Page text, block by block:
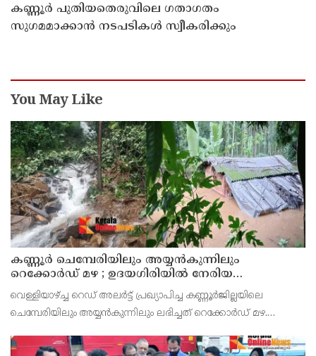
കണ്ണൂർ പുതിയതെരുവിലെ ഗതാഗതം
സുഗമമാക്കാന്‍ നടപടികള്‍ സ്വീകരിക്കും
You May Like
കണ്ണൂർ ചെമ്പേരിയിലും അയ്യൻകുന്നിലും
റെക്കോർഡ് മഴ ; ഉദയഗിരിയിൽ നേരിയ
ഉരുൾപൊട്ടൽ; 13 പേരെ ക്യാമ്പിലേക്ക് മാറ്റി
വെള്ളിയാഴ്ച്ച റെഡ് അലർട്ട് പ്രഖ്യാപിച്ച കണ്ണൂർജില്ലയിലെ
ചെമ്പേരിയിലും അയ്യൻകുന്നിലും ലഭിച്ചത് റെക്കോർഡ് മഴ.
മില്ലിമീറ്റർ മഴ ആ സമയം സംസ്ഥാനത്ത